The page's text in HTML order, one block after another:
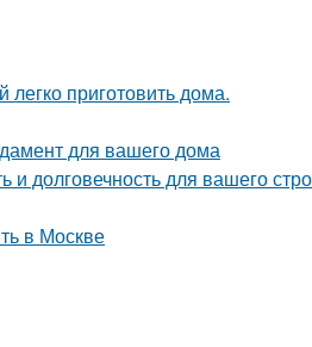
приготовить дома.
для вашего дома
долговечность для вашего
в Москве